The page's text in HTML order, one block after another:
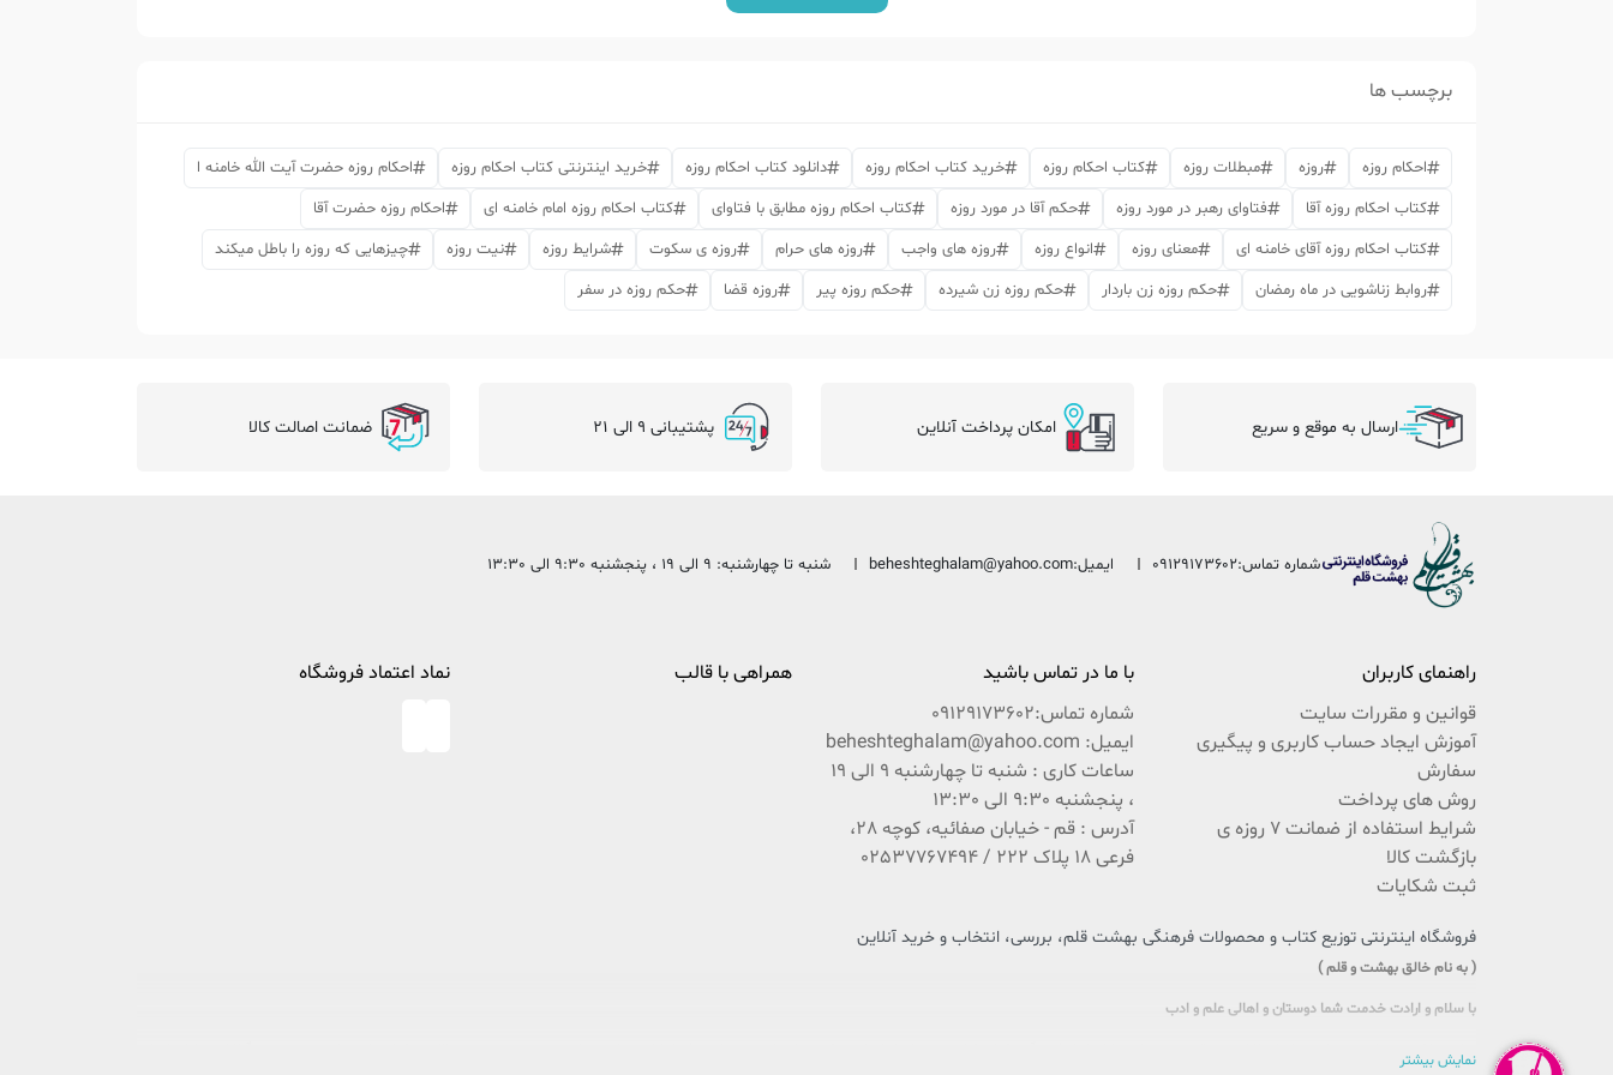
برچسب ها
احکام روزه روزه مبطلات روزه کتاب احکام روزه خرید کتاب احکام روزه دانلود کتاب احکام روزه خرید اینترنتی کتاب احکام روزه
احکام روزه حضرت آیت الله خامنه ا
کتاب احکام روزه آقا
فتاوای رهبر در مورد روزه حکم آقا در مورد روزه کتاب احکام روزه مطابق با فتاوای کتاب احکام روزه امام خامنه ای
احکام روزه حضرت آقا
کتاب احکام روزه آقای خامنه ای
معنای روزه انواع روزه روزه های واجب روزه های حرام روزه ی سکوت شرایط روزه نیت روزه
چیزهایی که روزه را باطل میکند
روابط زناشویی در ماه رمضان
حکم روزه زن باردار حکم روزه زن شیرده حکم روزه پیر روزه قضا حکم روزه در سفر
ارسال به موقع و سریع امکان پرداخت آنلاین پشتیبانی 9 الی 21 ضمانت اصالت کالا
شماره تماس:09129173602 ایمیل:beheshteghalam@yahoo.com شنبه تا چهارشنبه: 9 الی 19 ، پنجشنبه 9:30 الی 13:30
راهنمای کاربران
قوانین و مقررات سایت
آموزش ایجاد حساب کاربری و پیگیری
سفارش
روش های پرداخت
شرایط استفاده از ضمانت 7 روزه ی
بازگشت کالا
ثبت شکایات
با ما در تماس باشید
شماره تماس:09129173602
ایمیل: beheshteghalam@yahoo.com
ساعات کاری : شنبه تا چهارشنبه 9 الی 19
، پنجشنبه 9:30 الی 13:30
آدرس : قم - خیابان صفائیه، کوچه 28،
فرعی 18 پلاک 222 / 02537767494
همراهی با قالب نماد اعتماد فروشگاه
فروشگاه اینترنتی توزیع کتاب و محصولات فرهنگی بهشت قلم، بررسی، انتخاب و خرید آنلاین
( به نام خالق بهشت و قلم )
با سلام و ارادت خدمت شما دوستان و اهالی علم و ادب
نمایش بیشتر